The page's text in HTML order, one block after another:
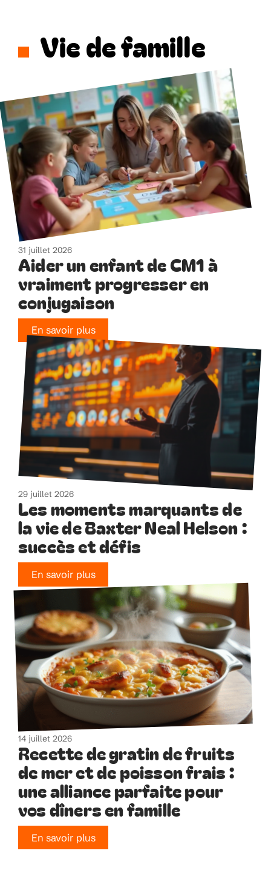
Vie de famille
31 juillet 2026
Aider un enfant de CM1 à
vraiment progresser en
conjugaison
En savoir plus
29 juillet 2026
Les moments marquants de
la vie de Baxter Neal Helson :
succès et défis
En savoir plus
14 juillet 2026
Recette de gratin de fruits
de mer et de poisson frais :
une alliance parfaite pour
vos dîners en famille
En savoir plus